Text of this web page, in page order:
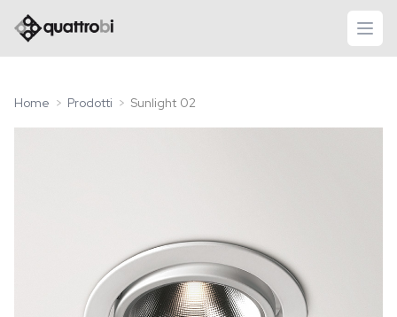
logo quattrobi
apri
Home Prodotti Sunlight 02